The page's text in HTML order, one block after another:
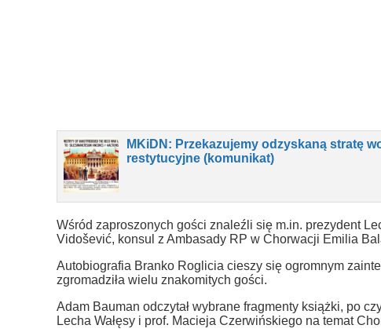
MKiDN: Przekazujemy odzyskaną stratę
restytucyjne (komunikat)
Wśród zaproszonych gości znaleźli się m.in. prezydent
Vidošević, konsul z Ambasady RP w Chorwacji Emilia
Autobiografia Branko Roglicia cieszy się ogromnym
zgromadziła wielu znakomitych gości.
Adam Bauman odczytał wybrane fragmenty książki, po
Lecha Wałęsy i prof. Macieja Czerwińskiego na temat